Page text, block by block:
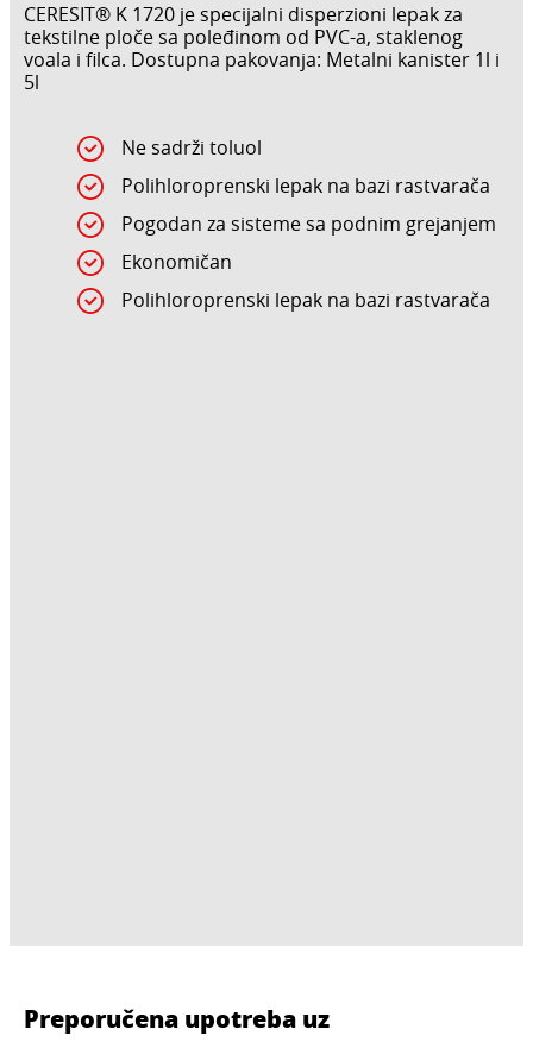
CERESIT® K 1720 je specijalni disperzioni lepak za
tekstilne ploče sa poleđinom od PVC-a, staklenog
voala i filca. Dostupna pakovanja: Metalni kanister 1l i
5l
Ne sadrži toluol
Polihloroprenski lepak na bazi rastvarača
Pogodan za sisteme sa podnim grejanjem
Ekonomičan
Polihloroprenski lepak na bazi rastvarača
Preporučena upotreba uz